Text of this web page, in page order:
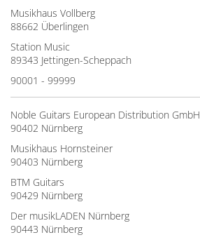
Musikhaus Vollberg
88662 Überlingen
Station Music
89343 Jettingen-Scheppach
90001 - 99999
Noble Guitars European Distribution GmbH
90402 Nürnberg
Musikhaus Hornsteiner
90403 Nürnberg
BTM Guitars
90429 Nürnberg
Der musikLADEN Nürnberg
90443 Nürnberg